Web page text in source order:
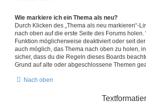
Wie markiere ich ein Thema als neu?
Durch Klicken des „Thema als neu markieren“-
nach oben auf die erste Seite des Forums
Funktion möglicherweise deaktiviert oder seit
auch möglich, das Thema nach oben zu holen,
sicher, dass du die Regeln dieses Boards
Grund auf alte oder abgeschlossene Themen
Nach oben